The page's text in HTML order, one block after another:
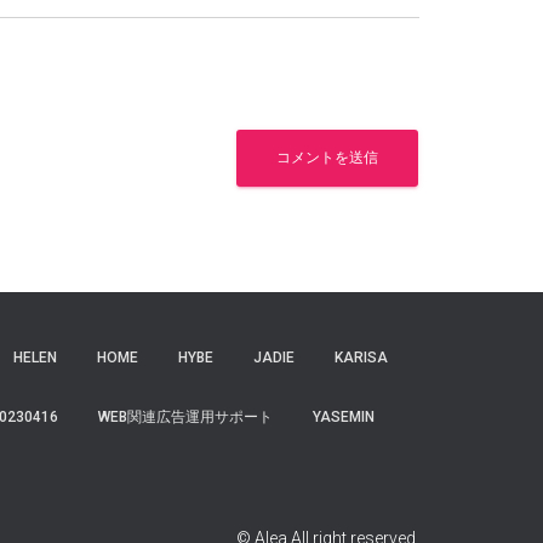
HELEN HOME HYBE JADIE KARISA
WEB関連広告運用サポート YASEMIN
© Alea All right reserved.